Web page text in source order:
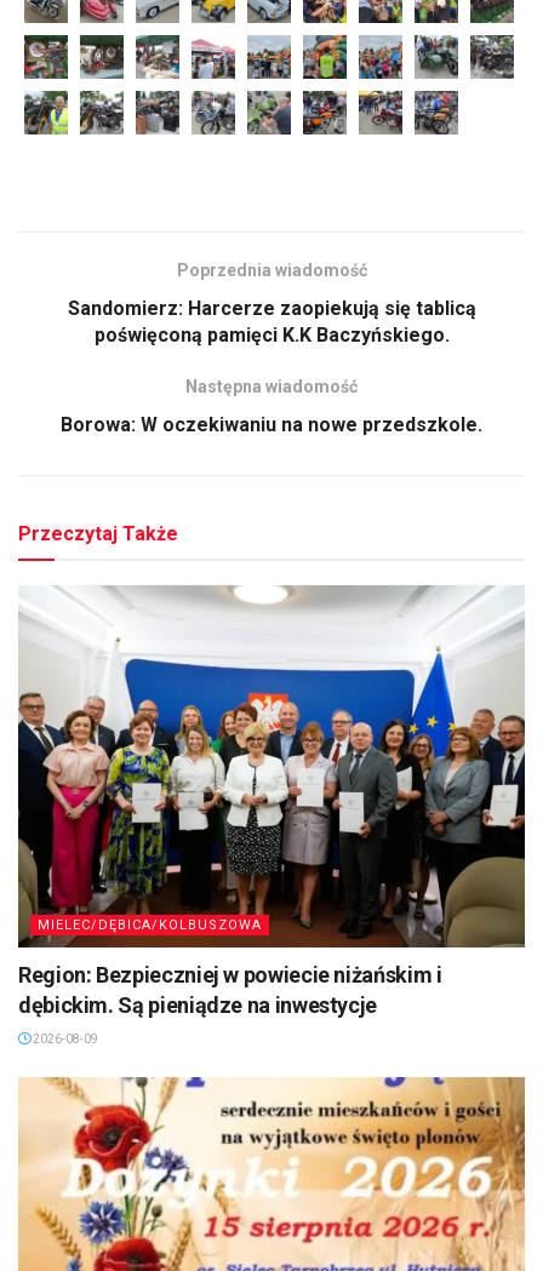
Poprzednia wiadomość
Sandomierz: Harcerze zaopiekują się tablicą
poświęconą pamięci K.K Baczyńskiego.
Następna wiadomość
Borowa: W oczekiwaniu na nowe przedszkole.
Przeczytaj Także
MIELEC/DĘBICA/KOLBUSZOWA
Region: Bezpieczniej w powiecie niżańskim i
dębickim. Są pieniądze na inwestycje
2026-08-09